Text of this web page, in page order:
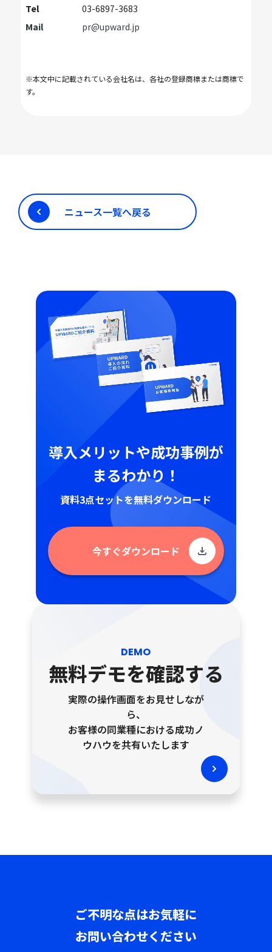
Tel
03-6897-3683
Mail
pr@upward.jp
※本文中に記載されている会社名は、各社の登録商標または商標で
す。
ニュース一覧へ戻る
導入メリットや成功事例が
まるわかり！
資料3点セットを無料ダウンロード
今すぐダウンロード
DEMO
無料デモを確認する
実際の操作画面をお見せしなが
ら、
お客様の同業種における成功ノ
ウハウを共有いたします
ご不明な点はお気軽に
お問い合わせください